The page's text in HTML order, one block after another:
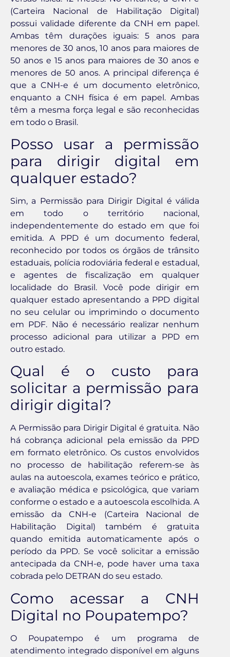
(Carteira Nacional de Habilitação Digital)
possui validade diferente da CNH em papel.
Ambas têm durações iguais: 5 anos para
menores de 30 anos, 10 anos para maiores de
50 anos e 15 anos para maiores de 30 anos e
menores de 50 anos. A principal diferença é
que a CNH-e é um documento eletrônico,
enquanto a CNH física é em papel. Ambas
têm a mesma força legal e são reconhecidas
em todo o Brasil.
Posso usar a permissão
para dirigir digital em
qualquer estado?
Sim, a Permissão para Dirigir Digital é válida
em todo o território nacional,
independentemente do estado em que foi
emitida. A PPD é um documento federal,
reconhecido por todos os órgãos de trânsito
estaduais, polícia rodoviária federal e estadual,
e agentes de fiscalização em qualquer
localidade do Brasil. Você pode dirigir em
qualquer estado apresentando a PPD digital
no seu celular ou imprimindo o documento
em PDF. Não é necessário realizar nenhum
processo adicional para utilizar a PPD em
outro estado.
Qual é o custo para
solicitar a permissão para
dirigir digital?
A Permissão para Dirigir Digital é gratuita. Não
há cobrança adicional pela emissão da PPD
em formato eletrônico. Os custos envolvidos
no processo de habilitação referem-se às
aulas na autoescola, exames teórico e prático,
e avaliação médica e psicológica, que variam
conforme o estado e a autoescola escolhida. A
emissão da CNH-e (Carteira Nacional de
Habilitação Digital) também é gratuita
quando emitida automaticamente após o
período da PPD. Se você solicitar a emissão
antecipada da CNH-e, pode haver uma taxa
cobrada pelo DETRAN do seu estado.
Como acessar a CNH
Digital no Poupatempo?
O Poupatempo é um programa de
atendimento integrado disponível em alguns